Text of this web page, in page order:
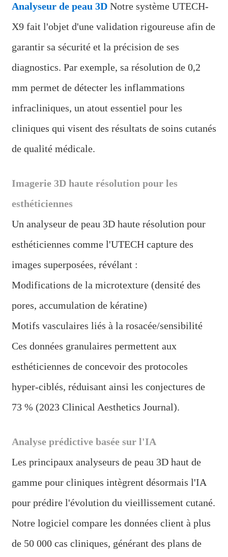
Analyseur de peau 3DNotre système UTECH-
X9 fait l'objet d'une validation rigoureuse afin de
garantir sa sécurité et la précision de ses
diagnostics. Par exemple, sa résolution de 0,2
mm permet de détecter les inflammations
infracliniques, un atout essentiel pour les
cliniques qui visent des résultats de soins cutanés
de qualité médicale.
Imagerie 3D haute résolution pour les
esthéticiennes
Un analyseur de peau 3D haute résolution pour
esthéticiennes comme l'UTECH capture des
images superposées, révélant :
Modifications de la microtexture (densité des
pores, accumulation de kératine)
Motifs vasculaires liés à la rosacée/sensibilité
Ces données granulaires permettent aux
esthéticiennes de concevoir des protocoles
hyper-ciblés, réduisant ainsi les conjectures de
73 % (2023 Clinical Aesthetics Journal).
Analyse prédictive basée sur l'IA
Les principaux analyseurs de peau 3D haut de
gamme pour cliniques intègrent désormais l'IA
pour prédire l'évolution du vieillissement cutané.
Notre logiciel compare les données client à plus
de 50 000 cas cliniques, générant des plans de